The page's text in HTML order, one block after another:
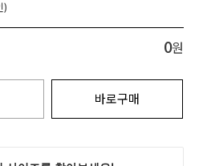
0원
바로구매